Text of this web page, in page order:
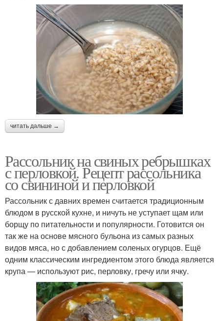
читать дальше →
Рассольник на свиных ребрышках
с перловкой. Рецепт рассольника
со свининой и перловкой
Рассольник с давних времен считается традиционным
блюдом в русской кухне, и ничуть не уступает щам или
борщу по питательности и популярности. Готовится он
так же на основе мясного бульона из самых разных
видов мяса, но с добавлением соленых огурцов. Ещё
одним классическим ингредиентом этого блюда является
крупа — используют рис, перловку, гречу или ячку.